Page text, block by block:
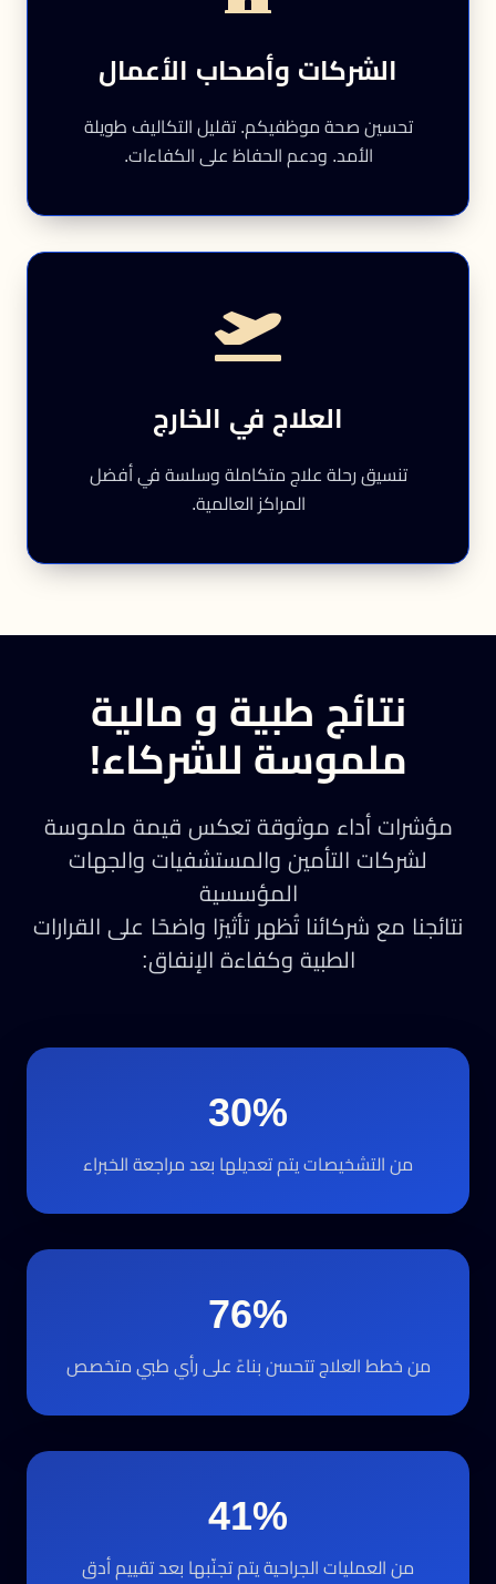
الشركات وأصحاب الأعمال
تحسين صحة موظفيكم. تقليل التكاليف طويلة
الأمد. ودعم الحفاظ على الكفاءات.
العلاج في الخارج
تنسيق رحلة علاج متكاملة وسلسة في أفضل
المراكز العالمية.
نتائج طبية و مالية
ملموسة للشركاء!
مؤشرات أداء موثوقة تعكس قيمة ملموسة
لشركات التأمين والمستشفيات والجهات
المؤسسية
نتائجنا مع شركائنا تُظهر تأثيرًا واضحًا على القرارات
الطبية وكفاءة الإنفاق:
30%
من التشخيصات يتم تعديلها بعد مراجعة الخبراء
76%
من خطط العلاج تتحسن بناءً على رأي طبي متخصص
41%
من العمليات الجراحية يتم تجنّبها بعد تقييم أدق